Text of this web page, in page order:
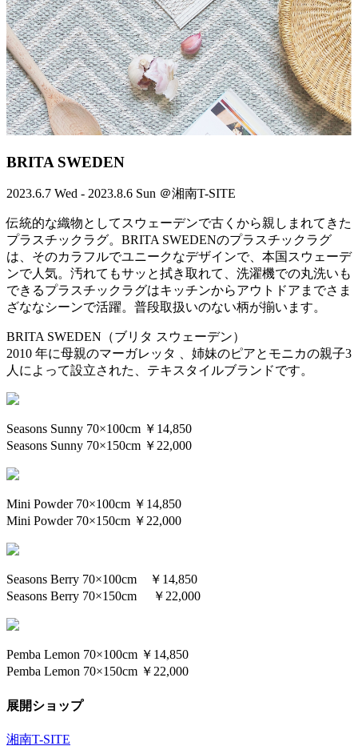
BRITA SWEDEN
2023.6.7 Wed - 2023.8.6 Sun ＠湘南T-SITE
伝統的な織物としてスウェーデンで古くから親しまれてきた
プラスチックラグ。BRITA SWEDENのプラスチックラグ
は、そのカラフルでユニークなデザインで、本国スウェーデ
ンで人気。汚れてもサッと拭き取れて、洗濯機での丸洗いも
できるプラスチックラグはキッチンからアウトドアまでさま
ざななシーンで活躍。普段取扱いのない柄が揃います。
BRITA SWEDEN（ブリタ スウェーデン）
2010 年に母親のマーガレッタ 、姉妹のピアとモニカの親子3
人によって設立された、テキスタイルブランドです。
Seasons Sunny 70×100cm ￥14,850
Seasons Sunny 70×150cm ￥22,000
Mini Powder 70×100cm ￥14,850
Mini Powder 70×150cm ￥22,000
Seasons Berry 70×100cm ￥14,850
Seasons Berry 70×150cm ￥22,000
Pemba Lemon 70×100cm ￥14,850
Pemba Lemon 70×150cm ￥22,000
展開ショップ
湘南T-SITE